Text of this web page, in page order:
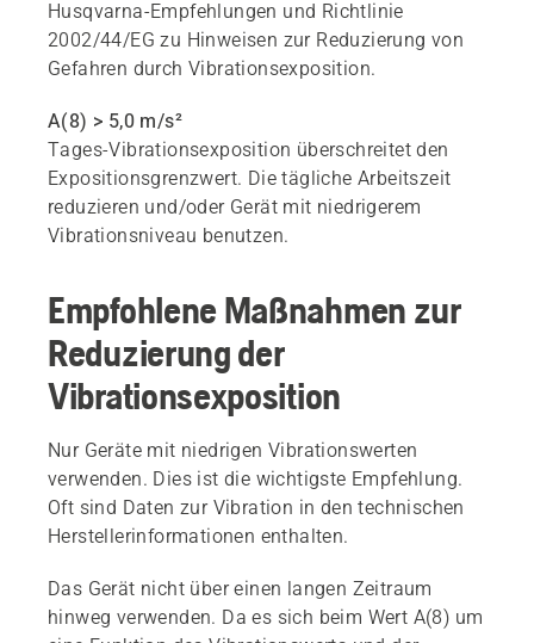
Husqvarna-Empfehlungen und Richtlinie
2002/44/EG zu Hinweisen zur Reduzierung von
Gefahren durch Vibrationsexposition.
A(8) > 5,0 m/s²
Tages-Vibrationsexposition überschreitet den
Expositionsgrenzwert. Die tägliche Arbeitszeit
reduzieren und/oder Gerät mit niedrigerem
Vibrationsniveau benutzen.
Empfohlene Maßnahmen zur
Reduzierung der
Vibrationsexposition
Nur Geräte mit niedrigen Vibrationswerten
verwenden. Dies ist die wichtigste Empfehlung.
Oft sind Daten zur Vibration in den technischen
Herstellerinformationen enthalten.
Das Gerät nicht über einen langen Zeitraum
hinweg verwenden. Da es sich beim Wert A(8) um